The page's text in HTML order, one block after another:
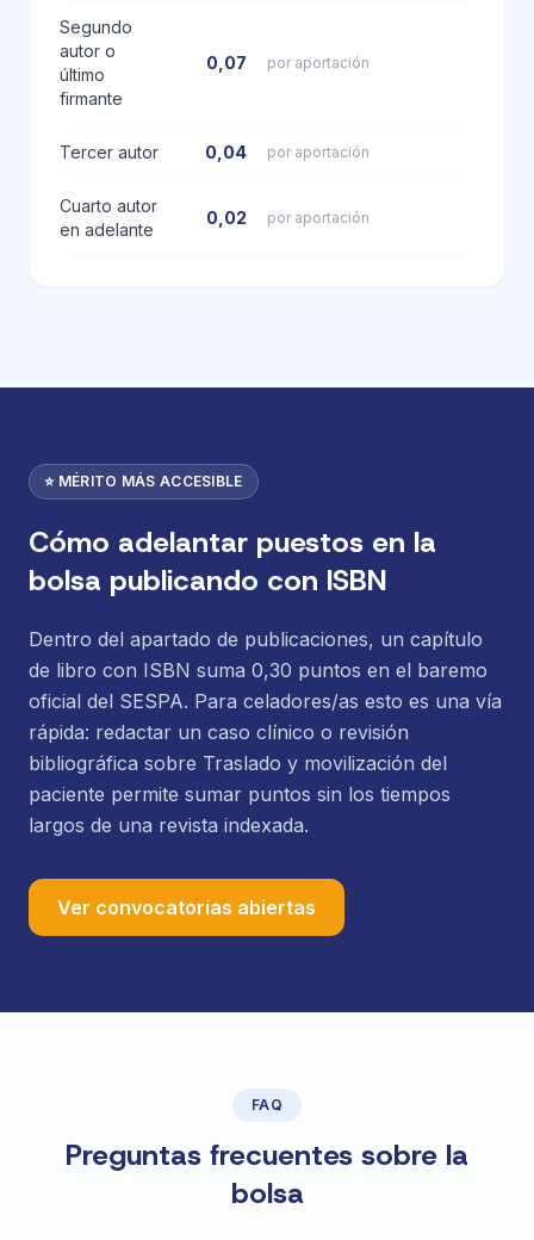
Segundo
autor o
último
firmante
0,07 por aportación
Tercer autor 0,04 por aportación
Cuarto autor
en adelante
0,02 por aportación
⭐ MÉRITO MÁS ACCESIBLE
Cómo adelantar puestos en la
bolsa publicando con ISBN
Dentro del apartado de publicaciones, un capítulo
de libro con ISBN suma 0,30 puntos en el baremo
oficial del SESPA. Para celadores/as esto es una vía
rápida: redactar un caso clínico o revisión
bibliográfica sobre Traslado y movilización del
paciente permite sumar puntos sin los tiempos
largos de una revista indexada.
Ver convocatorias abiertas
FAQ
Preguntas frecuentes sobre la
bolsa